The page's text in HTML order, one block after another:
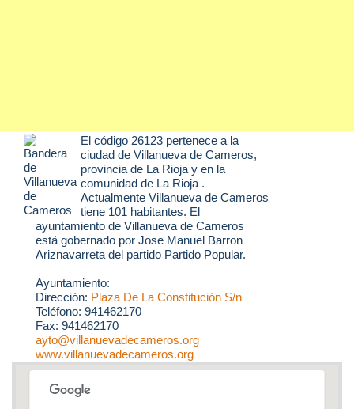
El código 26123 pertenece a la
ciudad de Villanueva de Cameros,
provincia de La Rioja y en la
comunidad de La Rioja .
Actualmente Villanueva de Cameros
tiene 101 habitantes. El
ayuntamiento de Villanueva de Cameros
está gobernado por Jose Manuel Barron
Ariznavarreta del partido Partido Popular.
Ayuntamiento:
Dirección: Plaza De La Constitución S/n
Teléfono: 941462170
Fax: 941462170
ayto@villanuevadecameros.org
www.villanuevadecameros.org